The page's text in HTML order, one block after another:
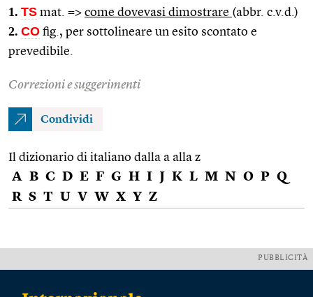
1. TS mat. => come dovevasi dimostrare (abbr. c.v.d.)
2. CO fig., per sottolineare un esito scontato e
prevedibile.
Correzioni e suggerimenti
Condividi
Il dizionario di italiano dalla a alla z
A B C D E F G H I J K L M N O P Q
R S T U V W X Y Z
PUBBLICITÀ